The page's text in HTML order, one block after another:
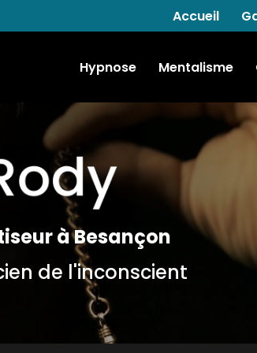
Navigation
Accueil
Hypnose
Mentalisme
à Besançon
de l'inconscient